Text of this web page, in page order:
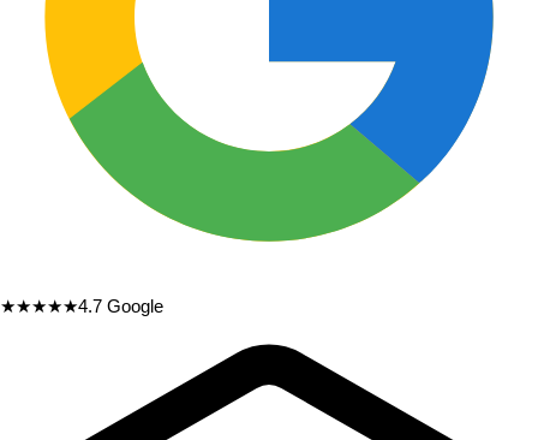
★★★★★4.7 Google